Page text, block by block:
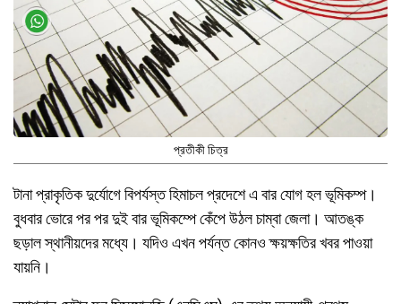
প্রতীকী চিত্র
টানা প্রাকৃতিক দুর্যোগে বিপর্যস্ত হিমাচল প্রদেশে এ বার যোগ হল ভূমিকম্প।
বুধবার ভোরে পর পর দুই বার ভূমিকম্পে কেঁপে উঠল চাম্বা জেলা। আতঙ্ক
ছড়াল স্থানীয়দের মধ্যে। যদিও এখন পর্যন্ত কোনও ক্ষয়ক্ষতির খবর পাওয়া
যায়নি।